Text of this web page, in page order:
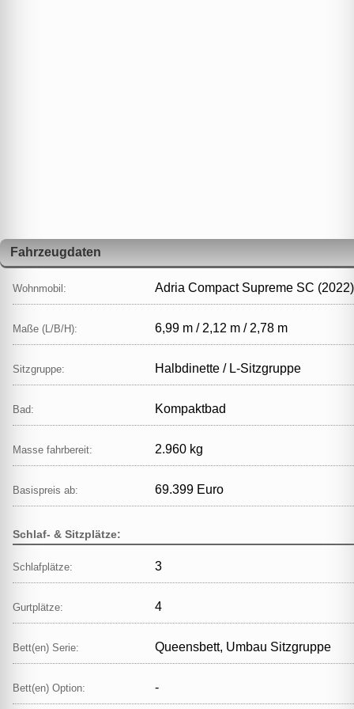
Fahrzeugdaten
Wohnmobil: Adria Compact Supreme SC (2022)
Maße (L/B/H): 6,99 m / 2,12 m / 2,78 m
Sitzgruppe: Halbdinette / L‑Sitzgruppe
Bad: Kompaktbad
Masse fahrbereit: 2.960 kg
Basispreis ab: 69.399 Euro
Schlaf- & Sitzplätze:
Schlafplätze: 3
Gurtplätze: 4
Bett(en) Serie: Queensbett, Umbau Sitzgruppe
Bett(en) Option: -